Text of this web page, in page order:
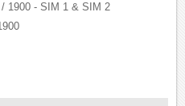
1900 - SIM 1 & SIM 2